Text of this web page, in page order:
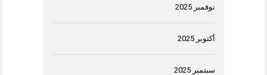
نوفمبر 2025
أكتوبر 2025
سبتمبر 2025